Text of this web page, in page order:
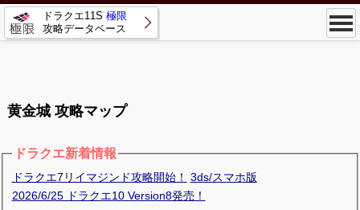
ドラクエ11S 極限
攻略データベース
黄金城 攻略マップ
ドラクエ新着情報
ドラクエ7リイマジンド攻略開始！
3ds/スマホ版
2026/6/25 ドラクエ10 Version8発売！